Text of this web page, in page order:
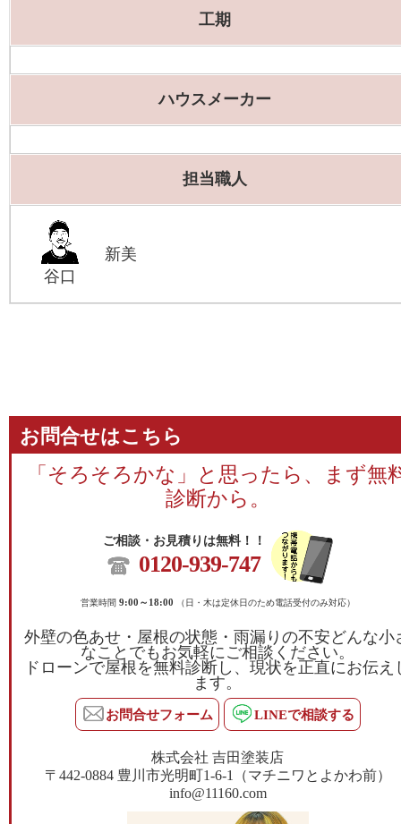
工期
ハウスメーカー
担当職人
谷口
新美
お問合せはこちら
「そろそろかな」と思ったら、まず無
診断から。
ご相談・お見積りは無料！！
0120-939-747
営業時間 9:00～18:00 （日・木は定休日のため電話受付のみ対応）
外壁の色あせ・屋根の状態・雨漏りの不安どんな小
なことでもお気軽にご相談ください。
ドローンで屋根を無料診断し、現状を正直にお伝え
ます。
お問合せフォーム LINEで相談する
株式会社 吉田塗装店
〒442-0884 豊川市光明町1-6-1（マチニワとよかわ前）
info@11160.com